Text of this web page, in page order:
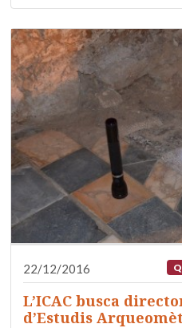
22/12/2016
L’ICAC busca
d’Estudis